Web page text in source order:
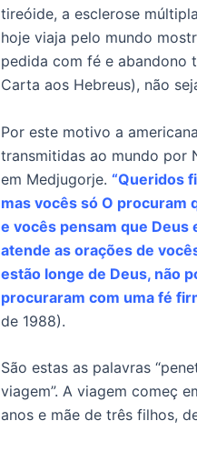
tireóide, a esclerose
hoje viaja pelo mundo
pedida com fé e abandono
Carta aos Hebreus), não
Por este motivo a
transmitidas ao mundo por
em Medjugorje. “Queridos
mas vocês só O procuram
e vocês pensam que Deus
atende as orações de
estão longe de Deus, não
procuraram com uma fé
de 1988).
São estas as palavras
viagem”. A viagem começ
anos e mãe de três filhos,